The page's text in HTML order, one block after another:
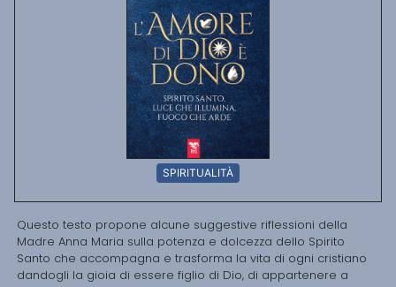
SPIRITUALITÀ
Questo testo propone alcune suggestive riflessioni della
Madre Anna Maria sulla potenza e dolcezza dello Spirito
Santo che accompagna e trasforma la vita di ogni cristiano
dandogli la gioia di essere figlio di Dio, di appartenere a